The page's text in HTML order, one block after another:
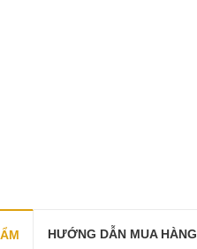
HƯỚNG DẪN MUA HÀNG